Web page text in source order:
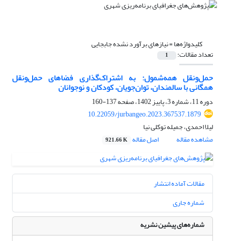
کلیدواژه‌ها =نیازهای برآورد نشده جابجایی
تعداد مقالات: 1
حمل‌ونقل همه‌شمول: به اشتراک‌گذاری فضاهای حمل‌ونقل
همگانی با سالمندان، توان‌جویان، کودکان و نوجوانان
دوره 11، شماره 3، پاییز 1402، صفحه
137-160
10.22059/jurbangeo.2023.367537.1879
لیلا احمدی، جمیله توکلی نیا
مشاهده مقاله
اصل مقاله 921.66 K
مقالات آماده انتشار
شماره جاری
شماره‌های پیشین نشریه